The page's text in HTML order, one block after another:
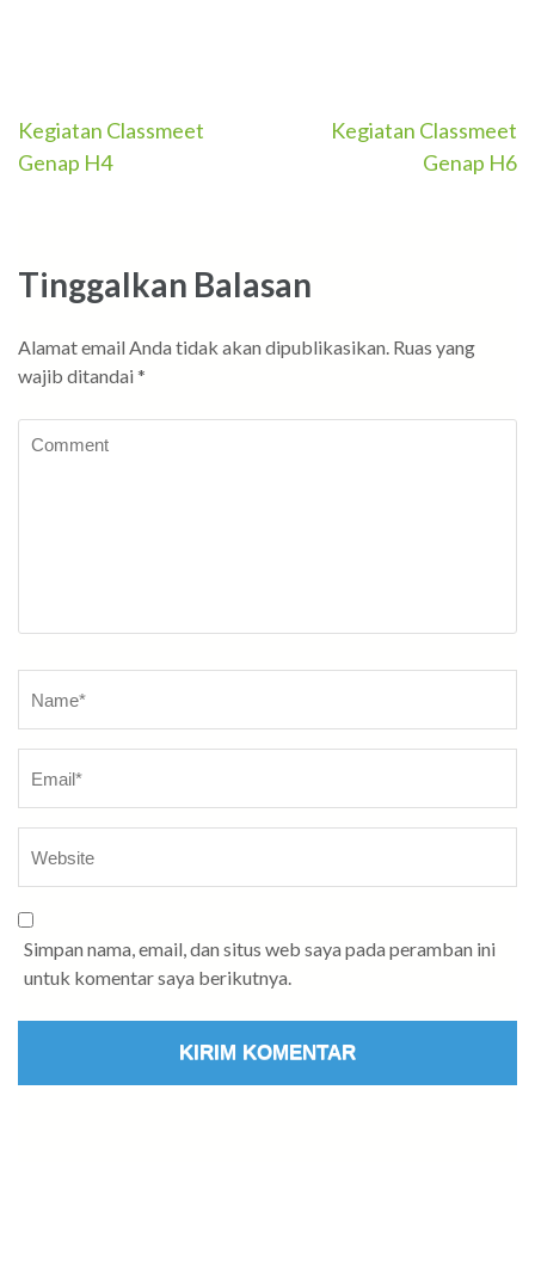
Navigasi
Kegiatan Classmeet
Genap H4
Kegiatan Classmeet
Genap H6
Tinggalkan Balasan
Alamat email Anda tidak akan dipublikasikan. Ruas yang
wajib ditandai *
Simpan nama, email, dan situs web saya pada peramban ini
untuk komentar saya berikutnya.